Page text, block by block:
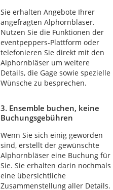
Sie erhalten Angebote Ihrer
angefragten Alphornbläser.
Nutzen Sie die Funktionen der
eventpeppers-Plattform oder
telefonieren Sie direkt mit den
Alphornbläser um weitere
Details, die Gage sowie spezielle
Wünsche zu besprechen.
3. Ensemble buchen, keine
Buchungsgebühren
Wenn Sie sich einig geworden
sind, erstellt der gewünschte
Alphornbläser eine Buchung für
Sie. Sie erhalten darin nochmals
eine übersichtliche
Zusammenstellung aller Details.